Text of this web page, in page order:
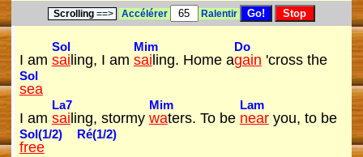
Scrolling ==> Accélérer Ralentir
I am
Sol
sai ling, I am
Mim
sai ling. Home a
Do
gain 'cross the
Sol
sea
I am
La7
sai ling, stormy
Mim
waters. To be
Lam
nearyou, to be
Sol(1/2)
free
Ré(1/2)